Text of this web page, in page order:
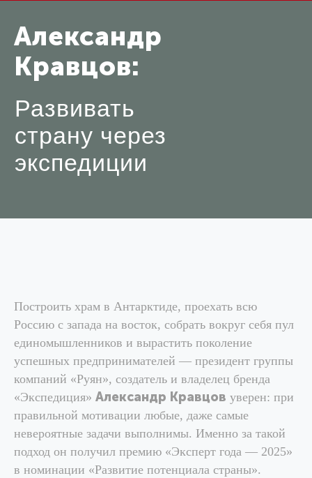
Развивать
страну через
экспедиции
Александр
Кравцов:
Построить храм в Антарктиде, проехать всю
Россию с запада на восток, собрать вокруг себя пул
единомышленников и вырастить поколение
успешных предпринимателей — президент группы
компаний «Руян», создатель и владелец бренда
«Экспедиция» Александр Кравцов уверен: при
правильной мотивации любые, даже самые
невероятные задачи выполнимы. Именно за такой
подход он получил премию «Эксперт года — 2025»
в номинации «Развитие потенциала страны».